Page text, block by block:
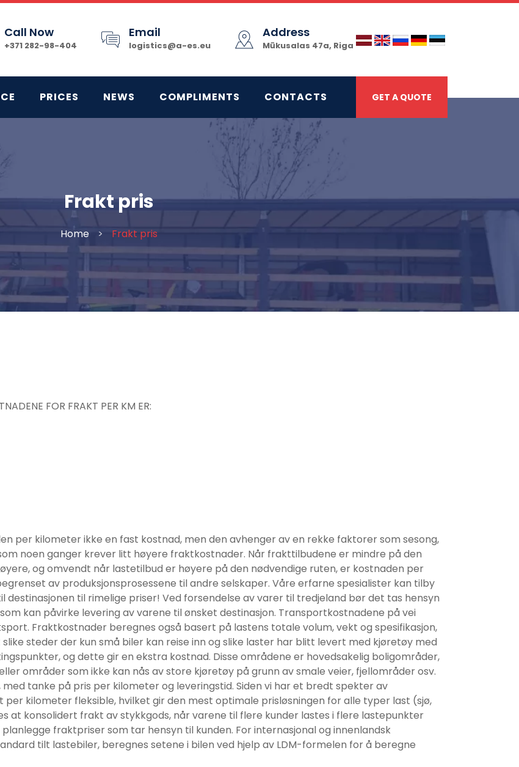
Call Now
+371 282-98-404
Email
logistics@a-es.eu
Address
Mūkusalas 47a, Riga
PRICES NEWS COMPLIMENTS CONTACTS GET A QUOTE
Frakt pris
Home > Frakt pris
FOR FRAKT PER KM ER:
per kilometer ikke en fast kostnad, men den avhenger av en rekke faktorer som sesong,
noen ganger krever litt høyere fraktkostnader. Når frakttilbudene er mindre på den
og omvendt når lastetilbud er høyere på den nødvendige ruten, er kostnaden per
av produksjonsprosessene til andre selskaper. Våre erfarne spesialister kan tilby
destinasjonen til rimelige priser! Ved forsendelse av varer til tredjeland bør det tas hensyn
kan påvirke levering av varene til ønsket destinasjon. Transportkostnadene på vei
Fraktkostnader beregnes også basert på lastens totale volum, vekt og spesifikasjon,
steder der kun små biler kan reise inn og slike laster har blitt levert med kjøretøy med
og dette gir en ekstra kostnad. Disse områdene er hovedsakelig boligområder,
områder som ikke kan nås av store kjøretøy på grunn av smale veier, fjellområder osv.
tanke på pris per kilometer og leveringstid. Siden vi har et bredt spekter av
kilometer fleksible, hvilket gir den mest optimale prisløsningen for alle typer last (sjø,
at konsolidert frakt av stykkgods, når varene til flere kunder lastes i flere lastepunkter
fraktpriser som tar hensyn til kunden. For internasjonal og innenlandsk
tilt lastebiler, beregnes setene i bilen ved hjelp av LDM-formelen for å beregne